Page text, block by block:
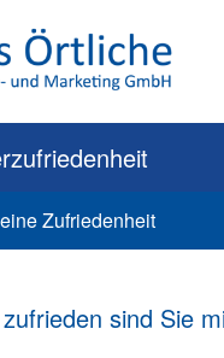
Zufriedenheit
sind Sie